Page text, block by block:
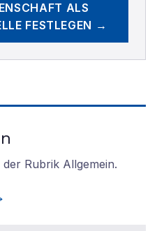
ALS
FESTLEGEN →
der Rubrik Allgemein.